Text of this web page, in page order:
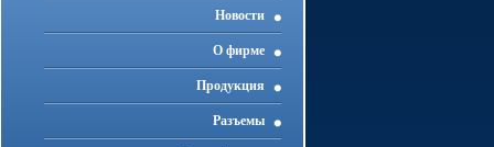
Новости
О фирме
Продукция
Разъемы